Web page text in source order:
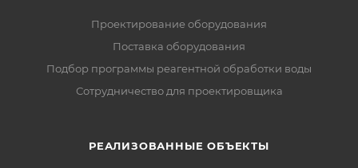
Проектирование оборудования
Поставка оборудования
Подбор программы реагентной обработки воды
Сотрудничество для проектировщика
РЕАЛИЗОВАННЫЕ ОБЪЕКТЫ